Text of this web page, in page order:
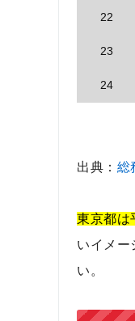
22
23
24
出典： 総
東京都は
いイメー
い。